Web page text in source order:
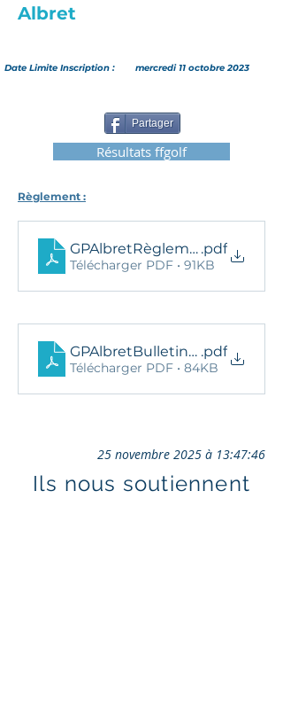
Albret
Date Limite Inscription : mercredi 11 octobre 2023
Partager
Résultats ffgolf
Règlement :
GPAlbretRèglement2023
.pdf
Télécharger PDF • 91KB
.pdf
Télécharger PDF • 84KB
25 novembre 2025 à 13:47:46
Ils nous soutiennent